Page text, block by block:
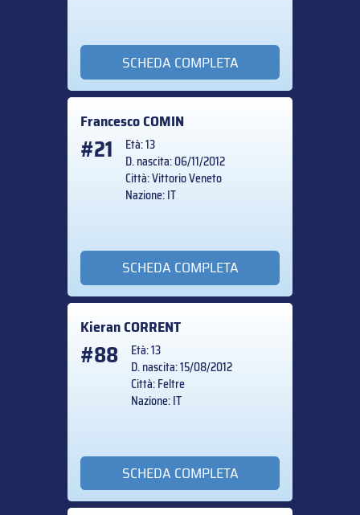
SCHEDA COMPLETA
FrancescoCOMIN
#21
Età: 13
D. nascita: 06/11/2012
Città: Vittorio Veneto
Nazione: IT
SCHEDA COMPLETA
KieranCORRENT
#88
Età: 13
D. nascita: 15/08/2012
Città: Feltre
Nazione: IT
SCHEDA COMPLETA